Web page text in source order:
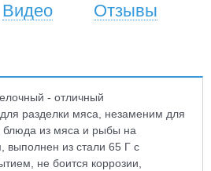
Видео Отзывы
- отличный
разделки мяса, незаменим для
блюда из мяса и рыбы на
выполнен из стали 65 Г с
не боится коррозии,